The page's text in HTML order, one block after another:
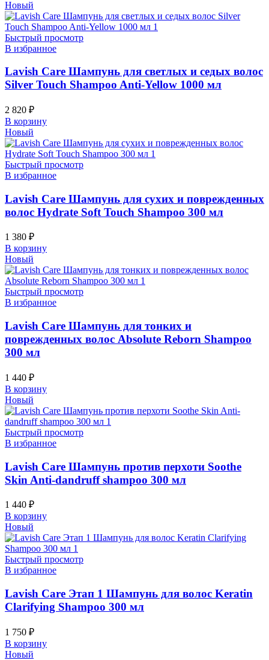
Новый
Быстрый просмотр
В избранное
Lavish Care Шампунь для светлых и седых волос
Silver Touch Shampoo Anti-Yellow 1000 мл
2 820 ₽
В корзину
Новый
Быстрый просмотр
В избранное
Lavish Care Шампунь для сухих и поврежденных
волос Hydrate Soft Touch Shampoo 300 мл
1 380 ₽
В корзину
Новый
Быстрый просмотр
В избранное
Lavish Care Шампунь для тонких и
поврежденных волос Absolute Reborn Shampoo
300 мл
1 440 ₽
В корзину
Новый
Быстрый просмотр
В избранное
Lavish Care Шампунь против перхоти Soothe
Skin Anti-dandruff shampoo 300 мл
1 440 ₽
В корзину
Новый
Быстрый просмотр
В избранное
Lavish Care Этап 1 Шампунь для волос Keratin
Clarifying Shampoo 300 мл
1 750 ₽
В корзину
Новый